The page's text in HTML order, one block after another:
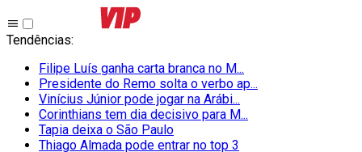
Tendências:
Filipe Luís ganha carta branca no M...
Presidente do Remo solta o verbo ap...
Vinícius Júnior pode jogar na Arábi...
Corinthians tem dia decisivo para M...
Tapia deixa o São Paulo
Thiago Almada pode entrar no top 3